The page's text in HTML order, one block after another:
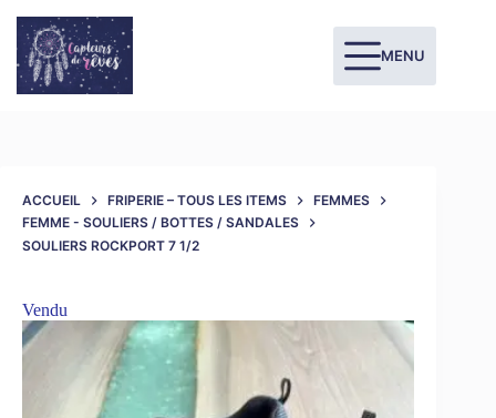
MENU
ACCUEIL FRIPERIE – TOUS LES ITEMS
FEMMES
FEMME - SOULIERS / BOTTES / SANDALES
SOULIERS ROCKPORT 7 1/2
Vendu